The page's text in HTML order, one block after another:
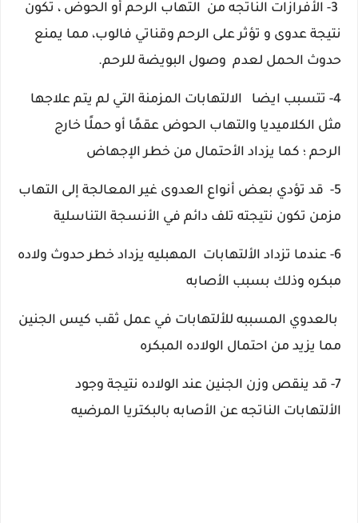
التهاب الرحم أو الحوض ، تكون
نتيجة عدوى و تؤثر على الرحم وقناتي فالوب، مما يمنع
حدوث الحمل لعدم وصول البويضة للرحم.
4- تتسبب ايضا
الالتهابات المزمنة التي لم يتم علاجها
مثل الكلاميديا والتهاب الحوض عقمًا أو حملًا خارج
الرحم ؛ كما يزداد الأحتمال من خطر الإجهاض
5-
قد تؤدي بعض أنواع العدوى غير المعالجة إلى التهاب
مزمن تكون نتيجته تلف دائم في الأنسجة التناسلية
6- عندما تزداد الألتهابات المهبليه يزداد خطر حدوث ولاده
مبكره وذلك بسبب الأصابه
بالعدوي المسببه للألتهابات في عمل ثقب كيس الجنين
مما يزيد من احتمال الولاده المبكره
7- قد ينقص وزن الجنين عند الولاده نتيجة وجود
الألتهابات الناتجه عن الأصابه بالبكتريا المرضيه